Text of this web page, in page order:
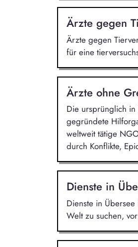
Ärzte gegen
Ärzte gegen
für eine
Ärzte ohne
Die ursprünglich in
gegründete
weltweit tätige
durch Konflikte,
Dienste in
Dienste in
Welt zu suchen,